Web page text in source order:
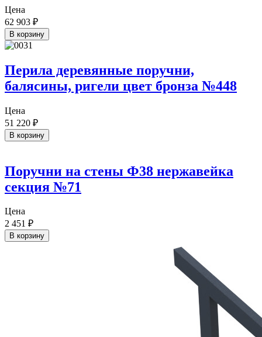
Цена
62 903 ₽
В корзину
Перила деревянные поручни,
балясины, ригели цвет бронза №448
Цена
51 220 ₽
В корзину
Поручни на стены Ф38 нержавейка
секция №71
Цена
2 451 ₽
В корзину